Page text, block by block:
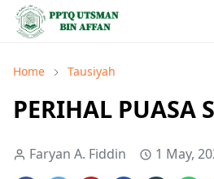
Home Tausiyah
PERIHAL PUASA
Faryan A. Fiddin 1 May,